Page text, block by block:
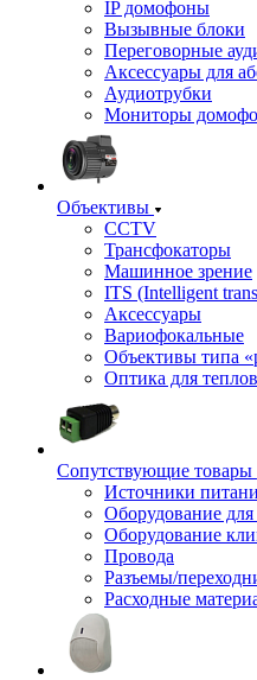
IP домофоны
Вызывные блоки
Переговорные
Аксессуары для
Аудиотрубки
Мониторы
Объективы
CCTV
Трансфокаторы
Машинное зрение
ITS (Intelligent
Аксессуары
Вариофокальные
Объективы типа
Оптика для
Сопутствующие товары
Источники
Оборудование для
Оборудование
Провода
Разъемы/
Расходные